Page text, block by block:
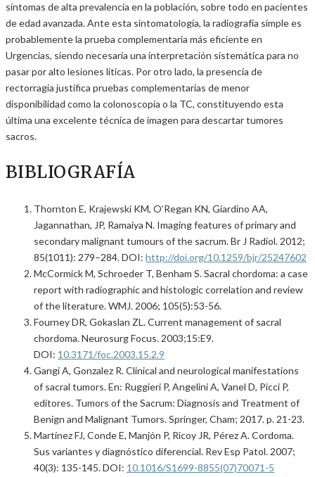
síntomas de alta prevalencia en la población, sobre todo en pacientes
de edad avanzada. Ante esta sintomatología, la radiografía simple es
probablemente la prueba complementaria más eficiente en
Urgencias, siendo necesaria una interpretación sistemática para no
pasar por alto lesiones líticas. Por otro lado, la presencia de
rectorragia justifica pruebas complementarias de menor
disponibilidad como la colonoscopia o la TC, constituyendo esta
última una excelente técnica de imagen para descartar tumores
sacros.
BIBLIOGRAFÍA
Thornton E, Krajewski KM, O’Regan KN, Giardino AA,
Jagannathan, JP, Ramaiya N. Imaging features of primary and
secondary malignant tumours of the sacrum. Br J Radiol. 2012;
85(1011): 279–284. DOI: http://doi.org/10.1259/bjr/25247602
McCormick M, Schroeder T, Benham S. Sacral chordoma: a case
report with radiographic and histologic correlation and review
of the literature. WMJ. 2006; 105(5):53-56.
Fourney DR, Gokaslan ZL. Current management of sacral
chordoma. Neurosurg Focus. 2003;15:E9.
DOI: 10.3171/foc.2003.15.2.9
Gangi A, Gonzalez R. Clinical and neurological manifestations
of sacral tumors. En: Ruggieri P, Angelini A, Vanel D, Picci P,
editores. Tumors of the Sacrum: Diagnosis and Treatment of
Benign and Malignant Tumors. Springer, Cham; 2017. p. 21-23.
Martínez FJ, Conde E, Manjón P, Ricoy JR, Pérez A. Cordoma.
Sus variantes y diagnóstico diferencial. Rev Esp Patol. 2007;
40(3): 135-145. DOI: 10.1016/S1699-8855(07)70071-5